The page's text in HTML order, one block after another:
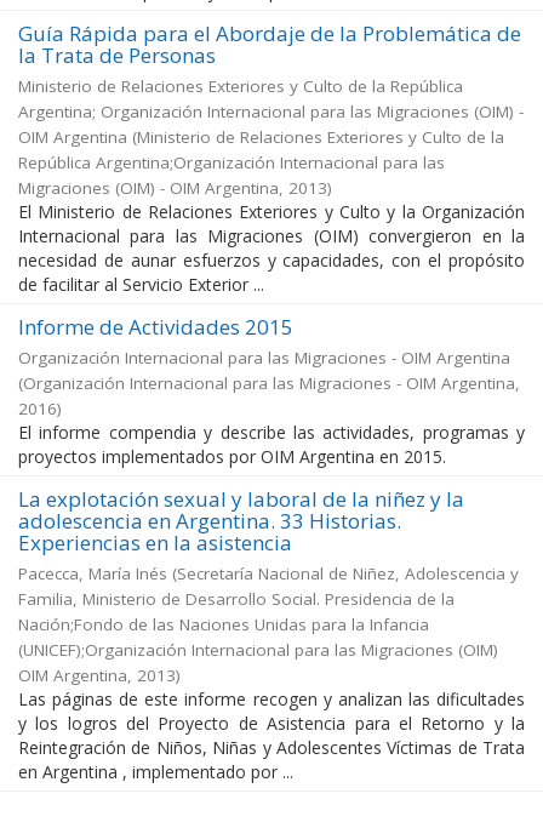
Guía Rápida para el Abordaje de la Problemática de
la Trata de Personas
Ministerio de Relaciones Exteriores y Culto de la República
Argentina; Organización Internacional para las Migraciones (OIM) -
OIM Argentina (Ministerio de Relaciones Exteriores y Culto de la
República Argentina;Organización Internacional para las
Migraciones (OIM) - OIM Argentina, 2013)
El Ministerio de Relaciones Exteriores y Culto y la Organización
Internacional para las Migraciones (OIM) convergieron en la
necesidad de aunar esfuerzos y capacidades, con el propósito
de facilitar al Servicio Exterior ...
Informe de Actividades 2015
Organización Internacional para las Migraciones - OIM Argentina
(Organización Internacional para las Migraciones - OIM Argentina,
2016)
El informe compendia y describe las actividades, programas y
proyectos implementados por OIM Argentina en 2015.
La explotación sexual y laboral de la niñez y la
adolescencia en Argentina. 33 Historias.
Experiencias en la asistencia
Pacecca, María Inés (Secretaría Nacional de Niñez, Adolescencia y
Familia, Ministerio de Desarrollo Social. Presidencia de la
Nación;Fondo de las Naciones Unidas para la Infancia
(UNICEF);Organización Internacional para las Migraciones (OIM)
OIM Argentina, 2013)
Las páginas de este informe recogen y analizan las dificultades
y los logros del Proyecto de Asistencia para el Retorno y la
Reintegración de Niños, Niñas y Adolescentes Víctimas de Trata
en Argentina , implementado por ...